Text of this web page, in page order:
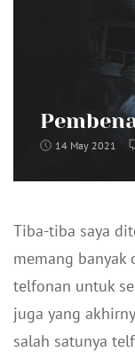
14 May 2021
Tiba-tiba saya
memang banyak
telfonan untuk
juga yang
salah satunya